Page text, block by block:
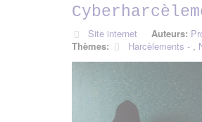
Site internet Auteurs:
Thèmes:
Harcèlements ,